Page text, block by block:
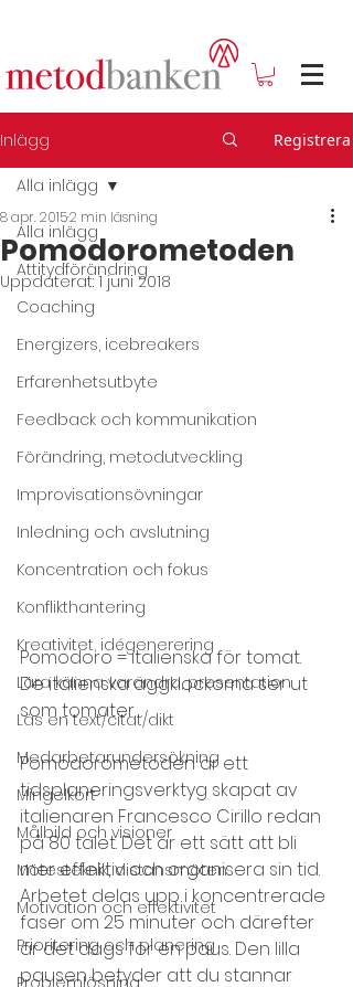
Inlägg Registrera
Alla inlägg
Attitydförändring
Coaching
Energizers, icebreakers
Erfarenhetsutbyte
Feedback och kommunikation
Förändring, metodutveckling
Improvisationsövningar
Inledning och avslutning
Koncentration och fokus
Konflikthantering
Kreativitet, idégenerering
Lära känna varandra, presentation
Läs en text/citat/dikt
Medarbetarundersökning
Mingelkort
Målbild och visioner
Mötesteknik, distansmöten
Motivation och effektivitet
Prioritering och planering
Problemlösning
Alla inlägg
Pomodorometoden
8 apr. 20152 min läsning
Uppdaterat:1 juni 2018
Pomodoro = italienska för tomat.
De italienska äggklockorna ser ut
som tomater…
Pomodorometoden är ett
tidsplaneringsverktyg skapat av
italienaren Francesco Cirillo redan
på 80 talet. Det är ett sätt att bli
mer effektiv och organisera sin tid.
Arbetet delas upp i koncentrerade
faser om 25 minuter och därefter
är det dags för en paus. Den lilla
pausen betyder att du stannar